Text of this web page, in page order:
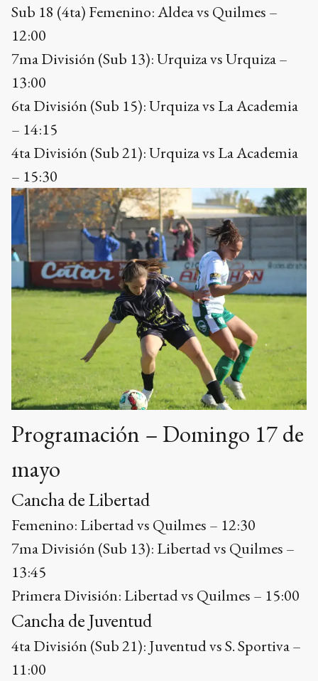
Sub 18 (4ta) Femenino: Aldea vs Quilmes –
12:00
7ma División (Sub 13): Urquiza vs Urquiza –
13:00
6ta División (Sub 15): Urquiza vs La Academia
– 14:15
4ta División (Sub 21): Urquiza vs La Academia
– 15:30
Programación – Domingo 17 de
mayo
Cancha de Libertad
Femenino: Libertad vs Quilmes – 12:30
7ma División (Sub 13): Libertad vs Quilmes –
13:45
Primera División: Libertad vs Quilmes – 15:00
Cancha de Juventud
4ta División (Sub 21): Juventud vs S. Sportiva –
11:00